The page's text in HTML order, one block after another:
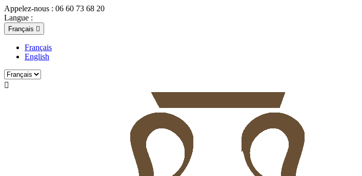
Appelez-nous : 06 60 73 68 20
Langue :
Français 
Français
English
